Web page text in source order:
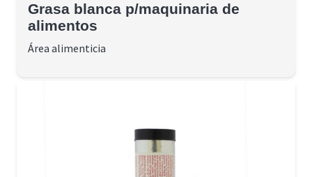
Grasa blanca p/maquinaria de
alimentos
Área alimenticia